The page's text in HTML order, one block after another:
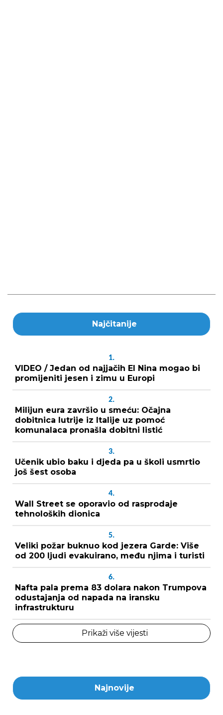
Najčitanije
1.
VIDEO / Jedan od najjačih El Nina mogao bi
promijeniti jesen i zimu u Europi
2.
Milijun eura završio u smeću: Očajna
dobitnica lutrije iz Italije uz pomoć
komunalaca pronašla dobitni listić
3.
Učenik ubio baku i djeda pa u školi usmrtio
još šest osoba
4.
Wall Street se oporavio od rasprodaje
tehnoloških dionica
5.
Veliki požar buknuo kod jezera Garde: Više
od 200 ljudi evakuirano, među njima i turisti
6.
Nafta pala prema 83 dolara nakon Trumpova
odustajanja od napada na iransku
infrastrukturu
Prikaži više vijesti
Najnovije